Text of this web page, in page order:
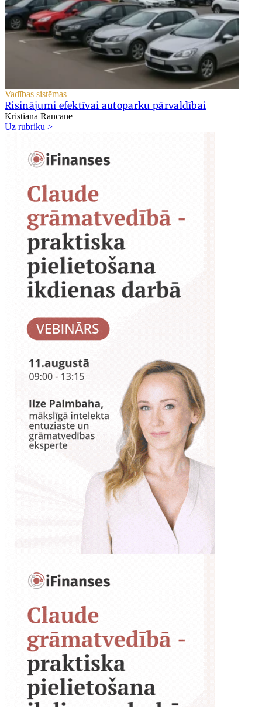
Vadības sistēmas
Risinājumi efektīvai autoparku pārvaldībai
Kristiāna Rancāne
Uz rubriku >